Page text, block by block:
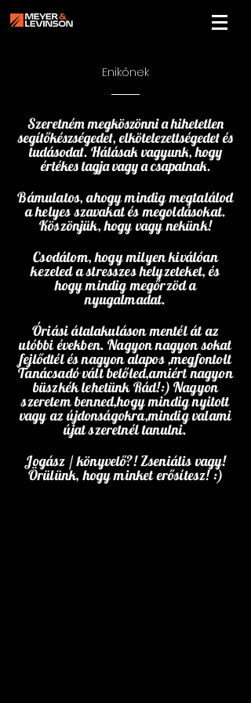
Enikőnek
Szeretném megköszönni a hihetetlen
segítőkészségedet, elkötelezettségedet és
tudásodat. Hálásak vagyunk, hogy
értékes tagja vagy a csapatnak.
Bámulatos, ahogy mindig megtalálod
a helyes szavakat és megoldásokat.
Köszönjük, hogy vagy nekünk!
Csodálom, hogy milyen kiválóan
kezeled a stresszes helyzeteket, és
hogy mindig megőrzöd a
nyugalmadat.
Óriási átalakuláson mentél át az
utóbbi években. Nagyon nagyon sokat
fejlődtél és nagyon alapos ,megfontolt
Tanácsadó vált belőled,amiért nagyon
büszkék lehetünk Rád!:) Nagyon
szeretem benned,hogy mindig nyitott
vagy az újdonságokra,mindig valami
újat szeretnél tanulni.
Jogász / könyvelő?! Zseniális vagy!
Örülünk, hogy minket erősítesz! :)